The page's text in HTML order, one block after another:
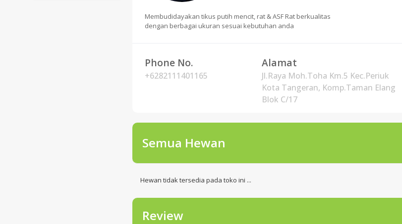
Membudidayakan tikus putih mencit, rat & ASF Rat berkualitas
dengan berbagai ukuran sesuai kebutuhan anda
Phone No.
+6282111401165
Alamat
Jl.Raya Moh.Toha Km.5 Kec.Periuk
Kota Tangeran, Komp.Taman Elang
Blok C/17
Semua Hewan
Hewan tidak tersedia pada toko ini ...
Review